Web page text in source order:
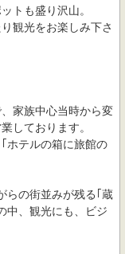
トも盛り沢山。
観光をお楽しみ下さ
家族中心当時から変
しております。
ホテルの箱に旅館の
らの街並みが残る｢蔵
中、観光にも、ビジ